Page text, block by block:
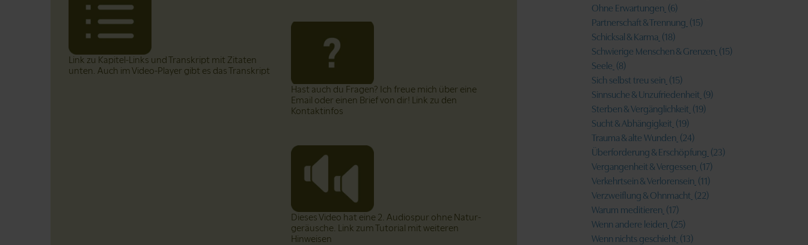
Link zu Kapitel-Links und Transkript mit Zitaten
unten. Auch im Video-Player gibt es das Transkript
Hast auch du Fragen? Ich freue mich über eine
Email oder einen Brief von dir! Link zu den
Kontaktinfos
Dieses Video hat eine 2. Audiospur ohne Natur­
geräusche. Link zum Tutorial mit weiteren
Hinweisen
Ohne Erwartungen (6)
Partnerschaft & Trennung (15)
Schicksal & Karma (18)
Schwierige Menschen & Grenzen (15)
Seele (8)
Sich selbst treu sein (15)
Sinnsuche & Unzufriedenheit (9)
Sterben & Vergänglichkeit (19)
Sucht & Abhängigkeit (19)
Trauma & alte Wunden (24)
Überforderung & Erschöpfung (23)
Vergangenheit & Vergessen (17)
Verkehrtsein & Verlorensein (11)
Verzweiflung & Ohnmacht (22)
Warum meditieren (17)
Wenn andere leiden (25)
Wenn nichts geschieht (13)